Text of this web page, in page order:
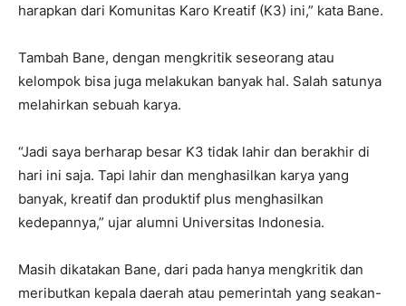
harapkan dari Komunitas Karo Kreatif (K3) ini,” kata Bane.
Tambah Bane, dengan mengkritik seseorang atau
kelompok bisa juga melakukan banyak hal. Salah satunya
melahirkan sebuah karya.
“Jadi saya berharap besar K3 tidak lahir dan berakhir di
hari ini saja. Tapi lahir dan menghasilkan karya yang
banyak, kreatif dan produktif plus menghasilkan
kedepannya,” ujar alumni Universitas Indonesia.
Masih dikatakan Bane, dari pada hanya mengkritik dan
meributkan kepala daerah atau pemerintah yang seakan-